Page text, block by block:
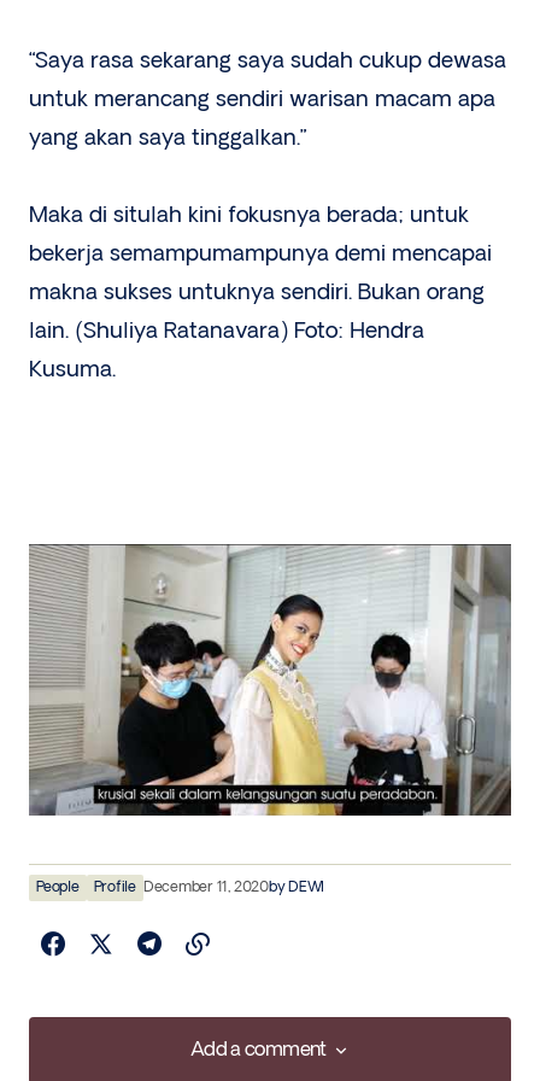
“Saya rasa sekarang saya sudah cukup dewasa
untuk merancang sendiri warisan macam apa
yang akan saya tinggalkan.”
Maka di situlah kini fokusnya berada; untuk
bekerja semampumampunya demi mencapai
makna sukses untuknya sendiri. Bukan orang
lain. (Shuliya Ratanavara) Foto: Hendra
Kusuma.
People Profile December 11, 2020byDEWI
Add a comment